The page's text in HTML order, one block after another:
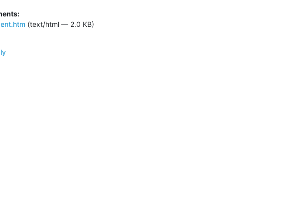
(text/html — 2.0 KB)